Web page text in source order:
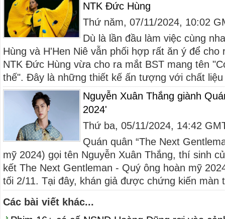
NTK Đức Hùng
Thứ năm, 07/11/2024, 10:02
Dù là lần đầu làm việc cùng
Hùng và H'Hen Niê vẫn phối hợp rất ăn ý để
NTK Đức Hùng vừa cho ra mắt BST mang tên
thế". Đây là những thiết kế ấn tượng với chất
Nguyễn Xuân Thắng giành
2024'
Thứ ba, 05/11/2024, 14:42
Quán quân “The Next
mỹ 2024) gọi tên Nguyễn Xuân Thắng, thí sinh
kết The Next Gentleman - Quý ông hoàn mỹ
tối 2/11. Tại đây, khán giả được chứng kiến màn
Các bài viết khác...